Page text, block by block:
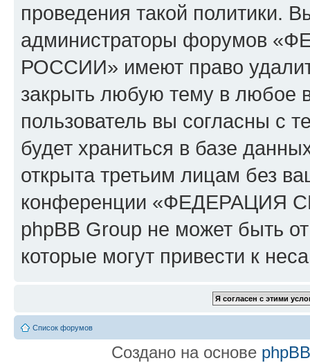
проведения такой политики.
администраторы форумов
РОССИИ» имеют право
закрыть любую тему в любое
пользователь вы согласны с
будет храниться в базе
открыта третьим лицам без
конференции «ФЕДЕРАЦИЯ
phpBB Group не может быть
которые могут привести к
Список форумов
Создано на основе phpBB